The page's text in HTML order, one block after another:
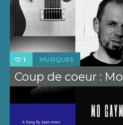
1 MUSIQUES
Coup de coeur :